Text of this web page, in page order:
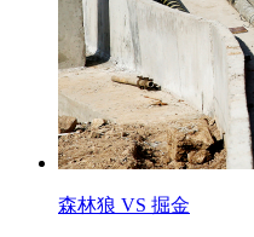
森林狼 VS 掘金